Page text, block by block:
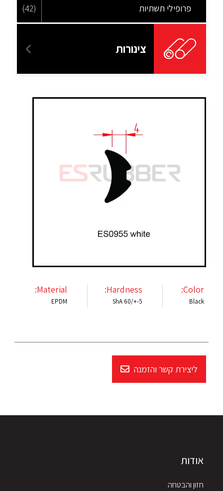
פרופילי תשתיות (42)
צינורות
Color:
Black
Hardness:
ShA 60/+-5
Material:
EPDM
ליצירת קשר והזמנה
אודות
חזון והבטחה